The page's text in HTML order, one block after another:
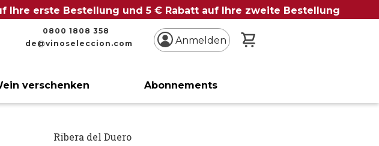
Ihre erste Bestellung und 5 € Rabatt auf Ihre zweite Bestellung
0800 1808 358
de@vinoseleccion.com
Anmelden
verschenken Abonnements
Ribera del Duero